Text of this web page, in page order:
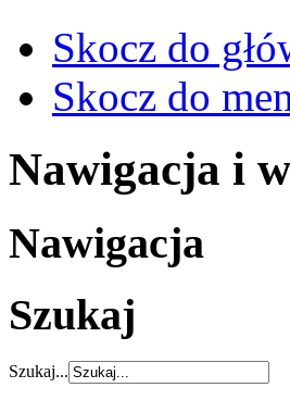
Skocz do
Skocz do
Nawigacja i
Nawigacja
Szukaj
Szukaj...